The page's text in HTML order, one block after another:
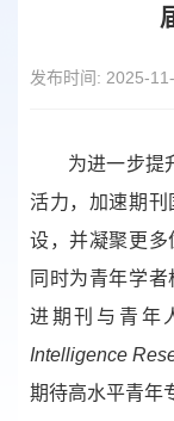
发布时间: 2025-
为进一步提
活力，加速期
设，并凝聚更多
同时为青年学
进期刊与青年
Intelligence
期待高水平青年